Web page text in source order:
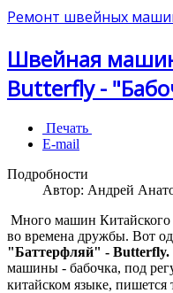
Ремонт швейных
Швейная
Butterfly -
Печать
E-mail
Подробности
Автор: Андрей
Много машин Китайского
во времена дружбы. Вот
"Баттерфляй" - Butterfly.
машины - бабочка, под
китайском языке, пишется